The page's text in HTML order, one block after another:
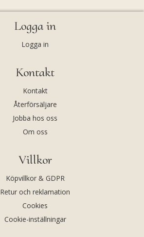
Logga in
Logga in
Kontakt
Kontakt
Återförsäljare
Jobba hos oss
Om oss
Villkor
Köpvillkor & GDPR
Retur och reklamation
Cookies
Cookie-inställningar